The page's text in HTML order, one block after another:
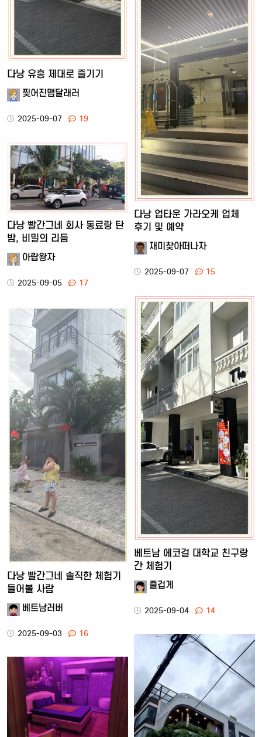
다낭 유흥 제대로 즐기기
찢어진맴달래러
2025-09-07 19
다낭 업타운 가라오케 업체
후기 및 예약
재미찾아떠나자
2025-09-07 15
다낭 빨간그네 회사 동료랑 탄
밤, 비밀의 리듬
아랍왕자
2025-09-05 17
베트남 에코걸 대학교 친구랑
간 체험기
즐겁게
2025-09-04 14
다낭 빨간그네 솔직한 체험기
들어볼 사람
베트남러버
2025-09-03 16